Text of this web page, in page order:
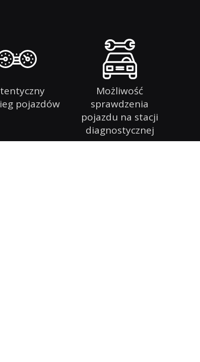
pojazdów
Możliwość
sprawdzenia
pojazdu na stacji
diagnostycznej